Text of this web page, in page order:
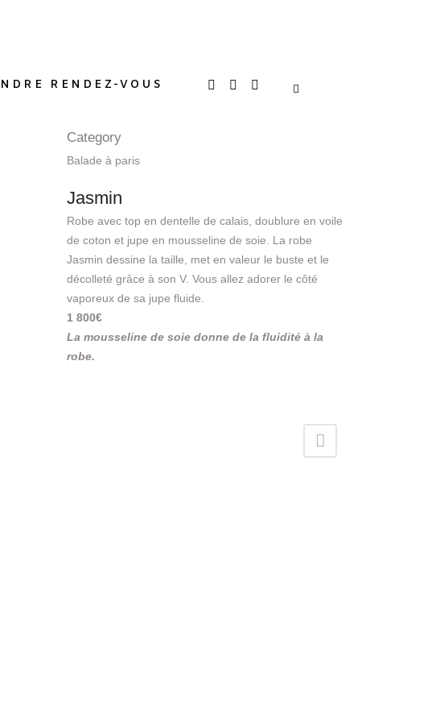
RENDEZ-VOUS
Category
Balade à paris
Jasmin
Robe avec top en dentelle de calais, doublure en voile
de coton et jupe en mousseline de soie. La robe
Jasmin dessine la taille, met en valeur le buste et le
décolleté grâce à son V. Vous allez adorer le côté
vaporeux de sa jupe fluide.
1 800€
La mousseline de soie donne de la fluidité à la
robe.